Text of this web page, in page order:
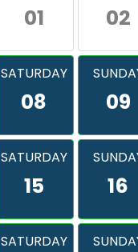
01 02
SATURDAY
08 09
SATURDAY
15 16
SATURDAY